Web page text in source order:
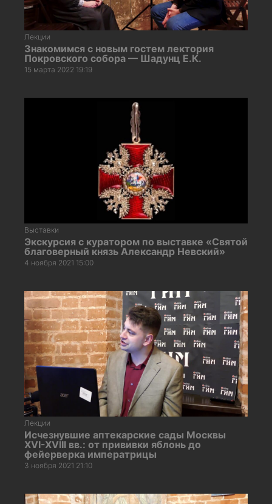
Лекции
Знакомимся с новым гостем лектория
Покровского собора — Шадунц Е.К.
15 марта 2022 19:19
Выставки
Экскурсия с куратором по выставке «Святой
благоверный князь Александр Невский»
4 ноября 2021 15:00
Лекции
Исчезнувшие аптекарские сады Москвы
XVI-XVIII вв.: от прививки яблонь до
фейерверка императрицы
3 ноября 2021 21:10